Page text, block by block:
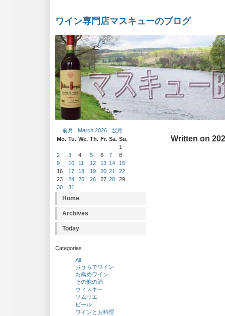
ワイン専門店マスキューのブログ
前月 March 2026
翌月
Mo. Tu. We. Th. Fr. Sa. Su.
1
2
3 4 5 6 7
8
9
10 11 12 13 14
15
16
17 18 19 20 21
22
23
24 25 26 27 28
29
30
31
Home
Archives
Today
Categories
All
おうちでワイン
お薦めワイン
その他の酒
ウィスキー
ソムリエ
ビール
ワインとお料理
Written on